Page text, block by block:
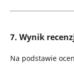
7. Wynik
Na podstawie